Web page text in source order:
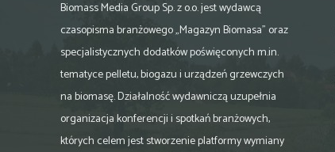
Biomass Media Group Sp. z o.o. jest wydawcą
czasopisma branżowego „Magazyn Biomasa” oraz
specjalistycznych dodatków poświęconych m.in.
tematyce pelletu, biogazu i urządzeń grzewczych
na biomasę. Działalność wydawniczą uzupełnia
organizacja konferencji i spotkań branżowych,
których celem jest stworzenie platformy wymiany